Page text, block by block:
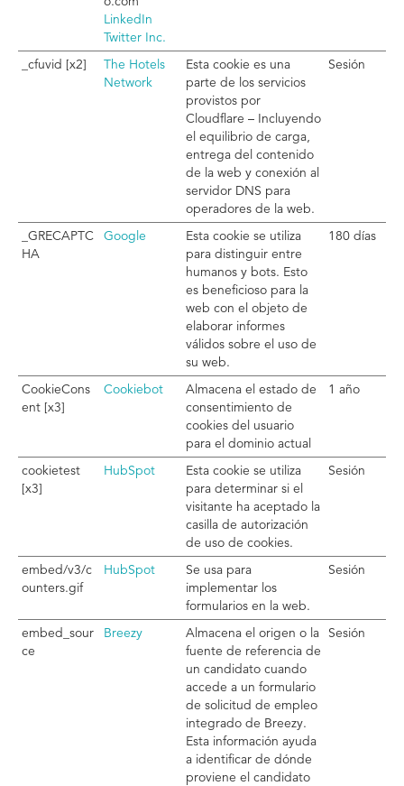
LinkedIn
Twitter Inc.
_cfuvid [x2]
The Hotels
Network
Esta cookie es una
parte de los servicios
provistos por
Cloudflare – Incluyendo
el equilibrio de carga,
entrega del contenido
de la web y conexión al
servidor DNS para
operadores de la web.
Sesión
_GRECAPTC
HA
Google
Esta cookie se utiliza
para distinguir entre
humanos y bots. Esto
es beneficioso para la
web con el objeto de
elaborar informes
válidos sobre el uso de
su web.
180 días
CookieCons
ent [x3]
Cookiebot
Almacena el estado de
consentimiento de
cookies del usuario
para el dominio actual
1 año
cookietest
[x3]
HubSpot
Esta cookie se utiliza
para determinar si el
visitante ha aceptado la
casilla de autorización
de uso de cookies.
Sesión
embed/v3/c
ounters.gif
HubSpot
Se usa para
implementar los
formularios en la web.
Sesión
embed_sour
ce
Breezy
Almacena el origen o la
fuente de referencia de
un candidato cuando
accede a un formulario
de solicitud de empleo
integrado de Breezy.
Esta información ayuda
a identificar de dónde
proviene el candidato
Sesión